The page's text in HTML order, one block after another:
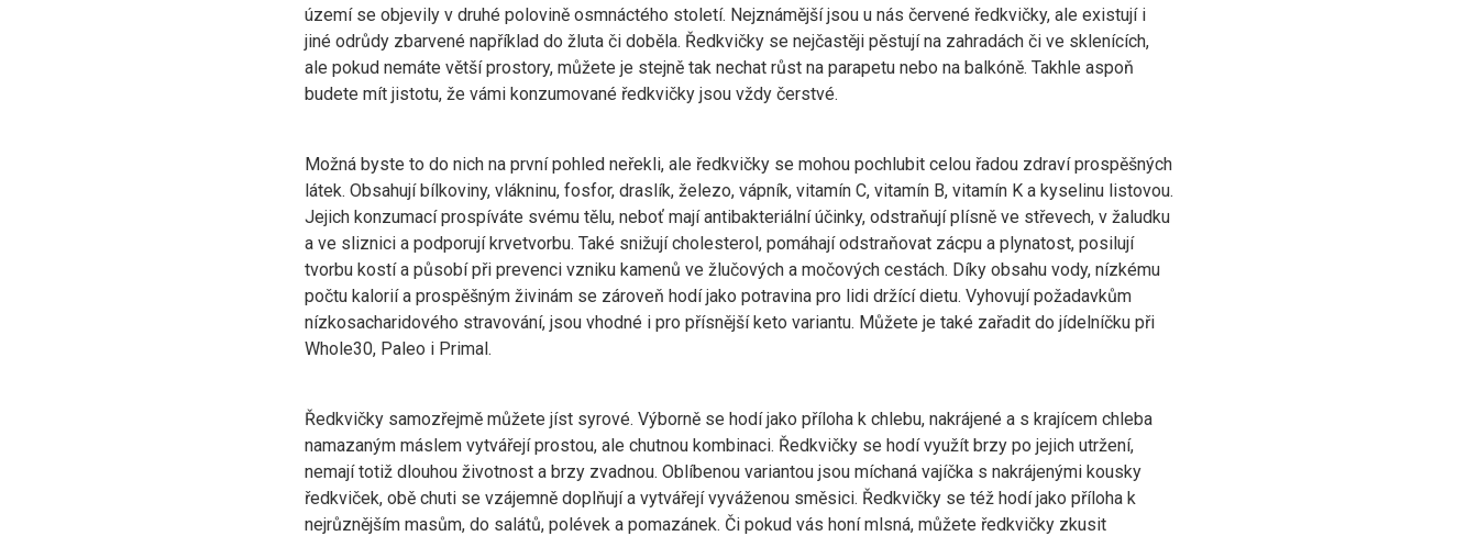
území se objevily v druhé polovině osmnáctého století. Nejznámější jsou u nás červené ředkvičky, ale existují i
jiné odrůdy zbarvené například do žluta či doběla. Ředkvičky se nejčastěji pěstují na zahradách či ve sklenících,
ale pokud nemáte větší prostory, můžete je stejně tak nechat růst na parapetu nebo na balkóně. Takhle aspoň
budete mít jistotu, že vámi konzumované ředkvičky jsou vždy čerstvé.
Možná byste to do nich na první pohled neřekli, ale ředkvičky se mohou pochlubit celou řadou zdraví prospěšných
látek. Obsahují bílkoviny, vlákninu, fosfor, draslík, železo, vápník, vitamín C, vitamín B, vitamín K a kyselinu listovou.
Jejich konzumací prospíváte svému tělu, neboť mají antibakteriální účinky, odstraňují plísně ve střevech, v žaludku
a ve sliznici a podporují krvetvorbu. Také snižují cholesterol, pomáhají odstraňovat zácpu a plynatost, posilují
tvorbu kostí a působí při prevenci vzniku kamenů ve žlučových a močových cestách. Díky obsahu vody, nízkému
počtu kalorií a prospěšným živinám se zároveň hodí jako potravina pro lidi držící dietu. Vyhovují požadavkům
nízkosacharidového stravování, jsou vhodné i pro přísnější keto variantu. Můžete je také zařadit do jídelníčku při
Whole30, Paleo i Primal.
Ředkvičky samozřejmě můžete jíst syrové. Výborně se hodí jako příloha k chlebu, nakrájené a s krajícem chleba
namazaným máslem vytvářejí prostou, ale chutnou kombinaci. Ředkvičky se hodí využít brzy po jejich utržení,
nemají totiž dlouhou životnost a brzy zvadnou. Oblíbenou variantou jsou míchaná vajíčka s nakrájenými kousky
ředkviček, obě chuti se vzájemně doplňují a vytvářejí vyváženou směsici. Ředkvičky se též hodí jako příloha k
nejrůznějším masům, do salátů, polévek a pomazánek. Či pokud vás honí mlsná, můžete ředkvičky zkusit